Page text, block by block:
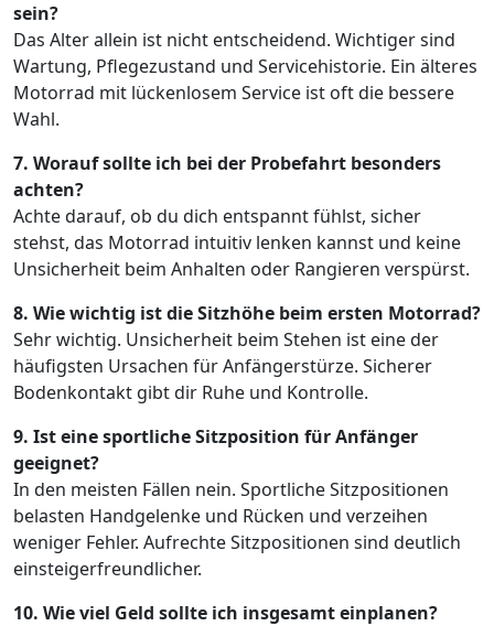
sein?
Das Alter allein ist nicht entscheidend. Wichtiger sind
Wartung, Pflegezustand und Servicehistorie. Ein älteres
Motorrad mit lückenlosem Service ist oft die bessere
Wahl.
7. Worauf sollte ich bei der Probefahrt besonders
achten?
Achte darauf, ob du dich entspannt fühlst, sicher
stehst, das Motorrad intuitiv lenken kannst und keine
Unsicherheit beim Anhalten oder Rangieren verspürst.
8. Wie wichtig ist die Sitzhöhe beim ersten Motorrad?
Sehr wichtig. Unsicherheit beim Stehen ist eine der
häufigsten Ursachen für Anfängerstürze. Sicherer
Bodenkontakt gibt dir Ruhe und Kontrolle.
9. Ist eine sportliche Sitzposition für Anfänger
geeignet?
In den meisten Fällen nein. Sportliche Sitzpositionen
belasten Handgelenke und Rücken und verzeihen
weniger Fehler. Aufrechte Sitzpositionen sind deutlich
einsteigerfreundlicher.
10. Wie viel Geld sollte ich insgesamt einplanen?